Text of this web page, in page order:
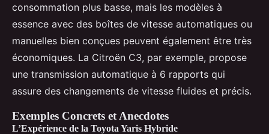
consommation plus basse, mais les modèles à
essence avec des boîtes de vitesse automatiques ou
manuelles bien conçues peuvent également être très
économiques. La Citroën C3, par exemple, propose
une transmission automatique à 6 rapports qui
assure des changements de vitesse fluides et précis.
Exemples Concrets et Anecdotes
L’Expérience de la Toyota Yaris Hybride